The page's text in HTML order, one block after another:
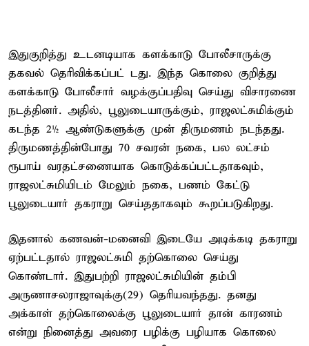
இதுகுறித்து உடனடியாக களக்காடு போலீசாருக்கு
தகவல் தெரிவிக்கப்பட் டது. இந்த கொலை குறித்து
களக்காடு போலீசார் வழக்குப்பதிவு செய்து விசாரணை
நடத்தினர். அதில், பூலுடையாருக்கும், ராஜலட்சுமிக்கும்
கடந்த 2½ ஆண்டுகளுக்கு முன் திருமணம் நடந்தது.
திருமணத்தின்போது 70 சவரன் நகை, பல லட்சம்
ரூபாய் வரதட்சணையாக கொடுக்கப்பட்டதாகவும்,
ராஜலட்சுமியிடம் மேலும் நகை, பணம் கேட்டு
பூலுடையார் தகராறு செய்ததாகவும் கூறப்படுகிறது.
இதனால் கணவன்-மனைவி இடையே அடிக்கடி தகராறு
ஏற்பட்டதால் ராஜலட்சுமி தற்கொலை செய்து
கொண்டார். இதுபற்றி ராஜலட்சுமியின் தம்பி
அருணாசலராஜாவுக்கு(29) தெரியவந்தது. தனது
அக்காள் தற்கொலைக்கு பூலுடையார் தான் காரணம்
என்று நினைத்து அவரை பழிக்கு பழியாக கொலை